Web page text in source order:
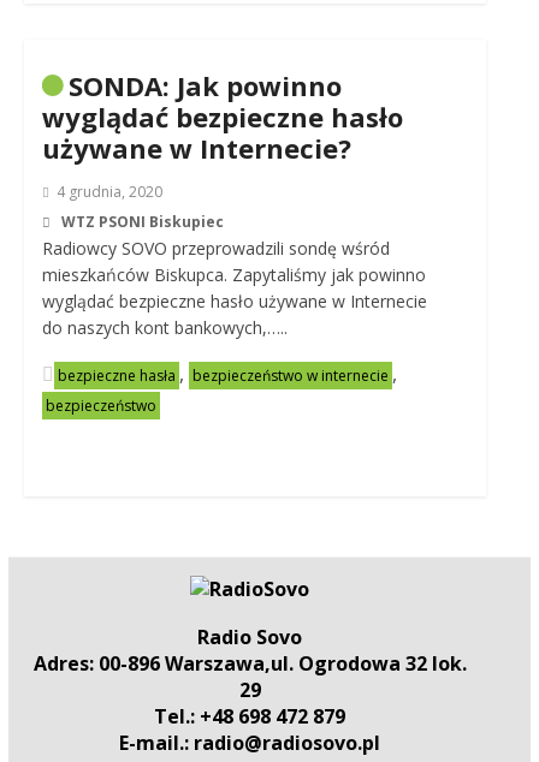
SONDA: Jak powinno
wyglądać bezpieczne hasło
używane w Internecie?
4 grudnia, 2020
WTZ PSONI Biskupiec
Radiowcy SOVO przeprowadzili sondę wśród
mieszkańców Biskupca. Zapytaliśmy jak powinno
wyglądać bezpieczne hasło używane w Internecie
do naszych kont bankowych,…..
bezpieczne hasła , bezpieczeństwo w internecie ,
bezpieczeństwo
Radio Sovo
Adres: 00-896 Warszawa,ul. Ogrodowa 32 lok.
29
Tel.: +48 698 472 879
E-mail.: radio@radiosovo.pl